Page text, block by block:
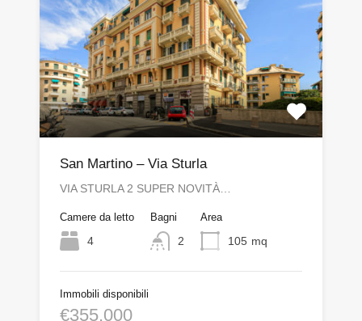
San Martino – Via Sturla
VIA STURLA 2 SUPER NOVITÀ…
Camere da letto
4
Bagni
2
Area
105 mq
Immobili disponibili
€355,000